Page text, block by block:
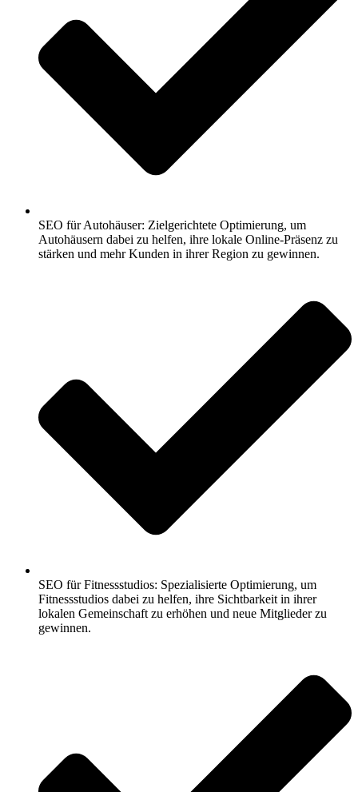
SEO für Autohäuser: Zielgerichtete Optimierung, um
Autohäusern dabei zu helfen, ihre lokale Online-Präsenz zu
stärken und mehr Kunden in ihrer Region zu gewinnen.
SEO für Fitnessstudios: Spezialisierte Optimierung, um
Fitnessstudios dabei zu helfen, ihre Sichtbarkeit in ihrer
lokalen Gemeinschaft zu erhöhen und neue Mitglieder zu
gewinnen.